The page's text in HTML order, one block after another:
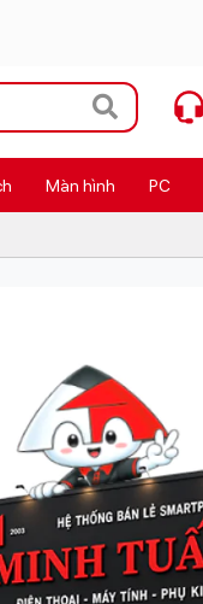
Galaxy Z8 Series
Ốp lưng Apple
Cốc sạc Apple
Màn hình PC